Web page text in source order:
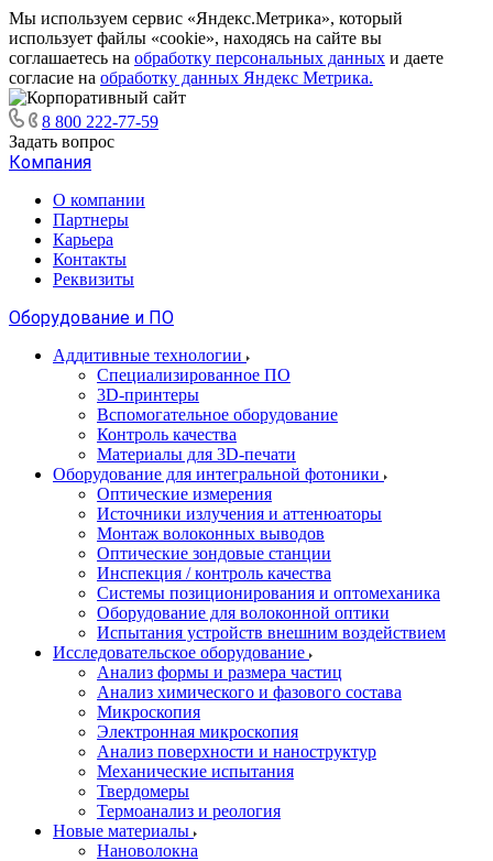
Мы используем сервис «Яндекс.Метрика», который
использует файлы «cookie», находясь на сайте вы
соглашаетесь на обработку персональных данных и даете
согласие на обработку данных Яндекс Метрика.
8 800 222-77-59
Задать вопрос
Компания
О компании
Партнеры
Карьера
Контакты
Реквизиты
Оборудование и ПО
Аддитивные технологии
Специализированное ПО
3D-принтеры
Вспомогательное оборудование
Контроль качества
Материалы для 3D-печати
Оборудование для интегральной фотоники
Оптические измерения
Источники излучения и аттенюаторы
Монтаж волоконных выводов
Оптические зондовые станции
Инспекция / контроль качества
Системы позиционирования и оптомеханика
Оборудование для волоконной оптики
Испытания устройств внешним воздействием
Исследовательское оборудование
Анализ формы и размера частиц
Анализ химического и фазового состава
Микроскопия
Электронная микроскопия
Анализ поверхности и наноструктур
Механические испытания
Твердомеры
Термоанализ и реология
Новые материалы
Нановолокна